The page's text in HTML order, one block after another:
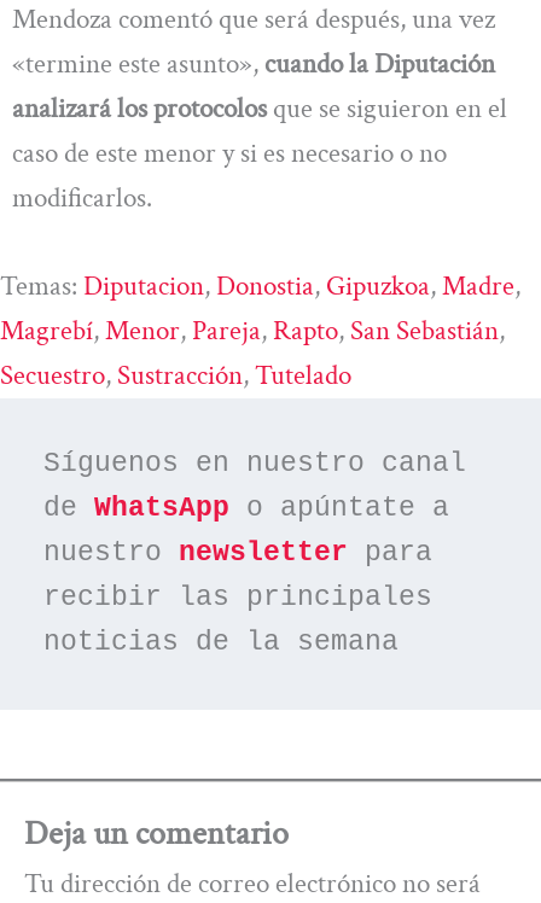
Mendoza comentó que será después, una vez
«termine este asunto», cuando la Diputación
analizará los protocolosque se siguieron en el
caso de este menor y si es necesario o no
modificarlos.
Temas: Diputacion, Donostia, Gipuzkoa, Madre
Magrebí, Menor, Pareja, Rapto, San Sebastián
Secuestro, Sustracción, Tutelado
Síguenos en nuestro canal
de WhatsApp o apúntate a
nuestro newsletter para
recibir las principales
noticias de la semana
Deja un comentario
Tu dirección de correo electrónico no será